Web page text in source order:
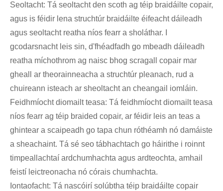
Seoltacht: Tá seoltacht den scoth ag téip braidáilte copair,
agus is féidir lena struchtúr braidáilte éifeacht dáileadh
agus seoltacht reatha níos fearr a sholáthar. I
gcodarsnacht leis sin, d'fhéadfadh go mbeadh dáileadh
reatha míchothrom ag naisc bhog scragall copair mar
gheall ar theorainneacha a struchtúr pleanach, rud a
chuireann isteach ar sheoltacht an cheangail iomláin.
Feidhmíocht diomailt teasa: Tá feidhmíocht diomailt teasa
níos fearr ag téip braided copair, ar féidir leis an teas a
ghintear a scaipeadh go tapa chun róthéamh nó damáiste
a sheachaint. Tá sé seo tábhachtach go háirithe i roinnt
timpeallachtaí ardchumhachta agus ardteochta, amhail
feistí leictreonacha nó córais chumhachta.
Iontaofacht: Tá nascóirí solúbtha téip braidáilte copair